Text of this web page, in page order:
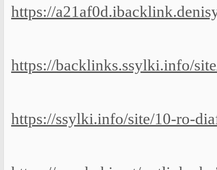
https://
https://backlinks.ssylki.info/
https://ssylki.info/site/10-ro-